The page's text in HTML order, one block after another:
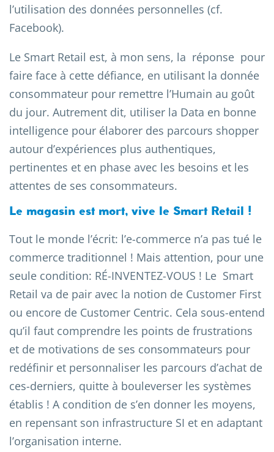
l’utilisation des données personnelles (cf.
Facebook).
Le Smart Retail est, à mon sens, la réponse pour
faire face à cette défiance, en utilisant la donnée
consommateur pour remettre l’Humain au goût
du jour. Autrement dit, utiliser la Data en bonne
intelligence pour élaborer des parcours shopper
autour d’expériences plus authentiques,
pertinentes et en phase avec les besoins et les
attentes de ses consommateurs.
Le magasin est mort, vive le Smart Retail !
Tout le monde l’écrit: l’e-commerce n’a pas tué le
commerce traditionnel ! Mais attention, pour une
seule condition: RÉ-INVENTEZ-VOUS ! Le Smart
Retail va de pair avec la notion de Customer First
ou encore de Customer Centric. Cela sous-entend
qu’il faut comprendre les points de frustrations
et de motivations de ses consommateurs pour
redéfinir et personnaliser les parcours d’achat de
ces-derniers, quitte à bouleverser les systèmes
établis ! A condition de s’en donner les moyens,
en repensant son infrastructure SI et en adaptant
l’organisation interne.